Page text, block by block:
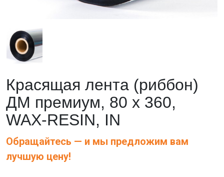
Красящая лента (риббон)
ДМ премиум, 80 х 360,
WAX-RESIN, IN
Обращайтесь — и мы предложим вам
лучшую цену!